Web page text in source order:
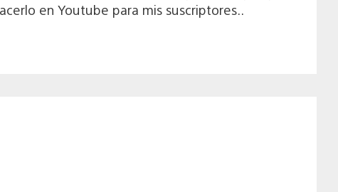
en Youtube para mis suscriptores..